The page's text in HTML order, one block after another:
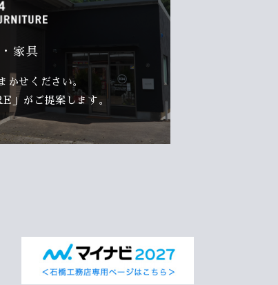
家具
かせください。
がご提案します。